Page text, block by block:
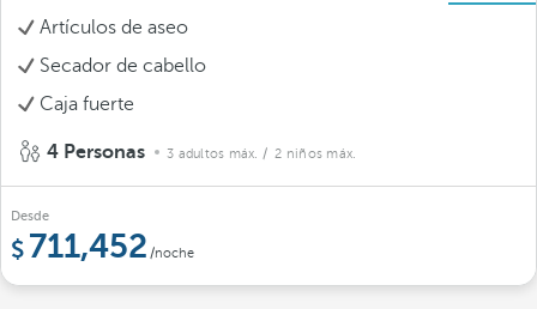
Artículos de aseo
Secador de cabello
Caja fuerte
4 Personas 3 adultos máx. / 2 niños máx.
Desde
711,452 /noche